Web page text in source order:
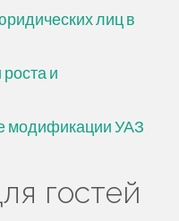
лиц в
и
модификации УАЗ
гостей